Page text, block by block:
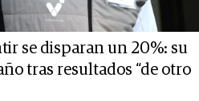
se disparan un 20%: su
tras resultados “de otro